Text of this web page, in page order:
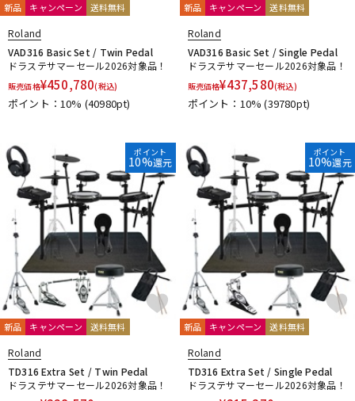
新品 キャンペーン 送料無料
Roland
VAD316 Basic Set / Twin Pedal
ドラステサマーセール2026対象品！
販売価格¥450,780(税込)
ポイント：10% (40980pt)
新品 キャンペーン 送料無料
Roland
VAD316 Basic Set / Single Pedal
ドラステサマーセール2026対象品！
販売価格¥437,580(税込)
ポイント：10%(39780pt)
ポイント
10%還元
新品 キャンペーン 送料無料
Roland
TD316 Extra Set / Twin Pedal
ドラステサマーセール2026対象品！
ポイント
10%還元
新品 キャンペーン 送料無料
Roland
TD316 Extra Set / Single Pedal
ドラステサマーセール2026対象品！